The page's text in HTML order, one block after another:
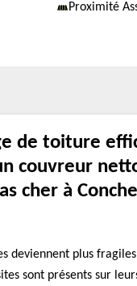
Proximité
de toiture
couvreur
cher à
deviennent plus
sont présents sur